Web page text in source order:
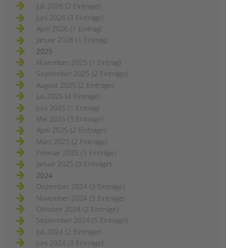
Juli 2026 (2 Einträge)
Juni 2026 (3 Einträge)
April 2026 (1 Eintrag)
Januar 2026 (1 Eintrag)
2025
November 2025 (1 Eintrag)
September 2025 (2 Einträge)
August 2025 (2 Einträge)
Juli 2025 (4 Einträge)
Juni 2025 (1 Eintrag)
Mai 2025 (3 Einträge)
April 2025 (2 Einträge)
März 2025 (2 Einträge)
Februar 2025 (3 Einträge)
Januar 2025 (3 Einträge)
2024
Dezember 2024 (3 Einträge)
November 2024 (3 Einträge)
Oktober 2024 (2 Einträge)
September 2024 (5 Einträge)
Juli 2024 (2 Einträge)
Juni 2024 (3 Einträge)